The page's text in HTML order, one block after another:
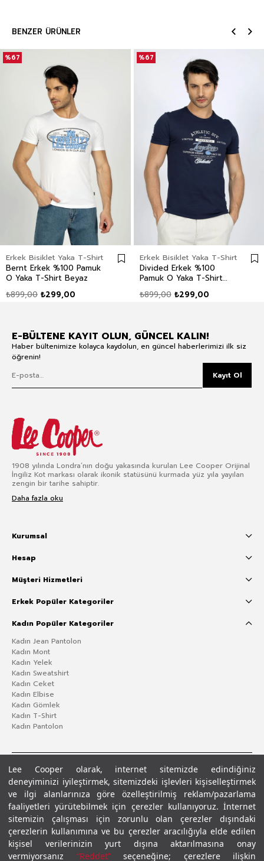
Lee Cooper olarak, internet sitemizde edindiğiniz
deneyiminizi iyileştirmek, sitemizdeki işlevleri kişiselleştirmek
ve ilgi alanlarınıza göre özelleştirilmiş reklam/pazarlama
faaliyetleri yürütebilmek için çerezler kullanıyoruz. İnternet
sitemizin çalışması için zorunlu olan çerezler dışındaki
çerezlerin kullanımına ve bu çerezler aracılığıyla elde edilen
kişisel verilerinizin yurt dışına aktarılmasına onay
vermiyorsanız “Reddet”seçeneğine; çerezlere ilişkin
BENZER ÜRÜNLER
Erkek Bisiklet Yaka T-Shirt
Bernt Erkek %100 Pamuk
O Yaka T-Shirt Beyaz
₺299,00
₺899,00
%67
Erkek Bisiklet Yaka T-Shirt
Divided Erkek %100
Pamuk O Yaka T-Shirt
₺299,00
₺899,00
%67
E-BÜLTENE KAYIT OLUN, GÜNCEL KALIN!
Haber bültenimize kolayca kaydolun, en güncel haberlerimizi ilk siz
öğrenin!
Kayıt Ol
1908 yılında Londra’nın doğu yakasında kurulan Lee Cooper Orijinal
İngiliz Kot markası olarak ikonik statüsünü kurmada yüz yıla yayılan
zengin bir tarihe sahiptir.
Daha fazla oku
Kurumsal
Hesap
Müşteri Hizmetleri
Erkek Popüler Kategoriler
Kadın Popüler Kategoriler
Kadın Jean Pantolon
Kadın Mont
Kadın Yelek
Kadın Sweatshirt
Kadın Ceket
Kadın Elbise
Kadın Gömlek
Kadın T-Shirt
Kadın Pantolon
Gizlilik PolitikasıÇerez Politikası KVKK Aydınlatma MetniŞartlar ve Koşullar
© 2026 Leecooper - Tüm Hakları Saklıdır.